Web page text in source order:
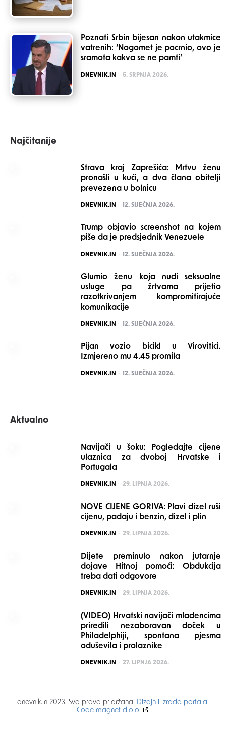
Poznati Srbin bijesan nakon utakmice
vatrenih: ‘Nogomet je pocrnio, ovo je
sramota kakva se ne pamti’
POSTED
DNEVNIK.IN 5. SRPNJA 2026.
Najčitanije
Strava kraj Zaprešića: Mrtvu ženu
pronašli u kući, a dva člana obitelji
prevezena u bolnicu
POSTED
DNEVNIK.IN 12. SIJEČNJA 2026.
Trump objavio screenshot na kojem
piše da je predsjednik Venezuele
POSTED
DNEVNIK.IN 12. SIJEČNJA 2026.
Glumio ženu koja nudi seksualne
usluge pa žrtvama prijetio
razotkrivanjem kompromitirajuće
komunikacije
POSTED
DNEVNIK.IN 12. SIJEČNJA 2026.
Pijan vozio bicikl u Virovitici.
Izmjereno mu 4.45 promila
POSTED
DNEVNIK.IN 12. SIJEČNJA 2026.
Aktualno
Navijači u šoku: Pogledajte cijene
ulaznica za dvoboj Hrvatske i
Portugala
POSTED
DNEVNIK.IN 29. LIPNJA 2026.
NOVE CIJENE GORIVA: Plavi dizel ruši
cijenu, padaju i benzin, dizel i plin
POSTED
DNEVNIK.IN 29. LIPNJA 2026.
Dijete preminulo nakon jutarnje
dojave Hitnoj pomoći: Obdukcija
treba dati odgovore
POSTED
DNEVNIK.IN 29. LIPNJA 2026.
(VIDEO) Hrvatski navijači mladencima
priredili nezaboravan doček u
Philadelphiji, spontana pjesma
oduševila i prolaznike
POSTED
DNEVNIK.IN 27. LIPNJA 2026.
dnevnik.in 2023. Sva prava pridržana. Dizajn i izrada portala:
Code magnet d.o.o.